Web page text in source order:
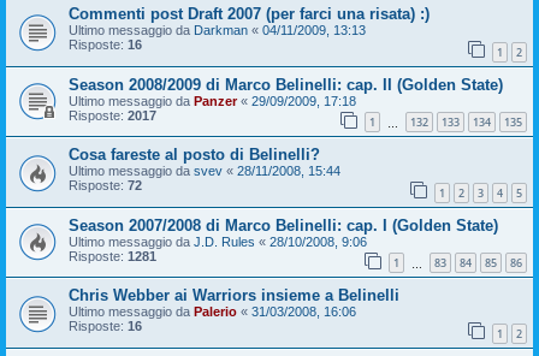
Commenti post Draft 2007 (per farci una risata) :)
Ultimo messaggio da Darkman « 04/11/2009, 13:13
Risposte: 16 1 2
Season 2008/2009 di Marco Belinelli: cap. II (Golden State)
Ultimo messaggio da Panzer« 29/09/2009, 17:18
Risposte: 2017 1 132 133 134 135
Cosa fareste al posto di Belinelli?
Ultimo messaggio da svev « 28/11/2008, 15:44
Risposte: 72 1 2 3 4 5
Season 2007/2008 di Marco Belinelli: cap. I (Golden State)
Ultimo messaggio da J.D. Rules « 28/10/2008, 9:06
Risposte: 1281 1 83 84 85 86
Chris Webber ai Warriors insieme a Belinelli
Ultimo messaggio da Palerio « 31/03/2008, 16:06
Risposte: 16 1 2